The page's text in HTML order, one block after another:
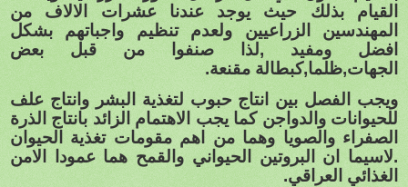
القيام بذلك حيث يوجد عندنا عشرات الالاف من
المهندسين الزراعيين ولعدم تنظيم واجباتهم بشكل
افضل ومفيد ,لذا صنفوا من قبل بعض
الجهات,ظلما,كبطالة مقنعة.
ويجب الفصل بين انتاج حبوب لتغذية البشر وانتاج علف
للحيوانات والدواجن كما يجب الاهتمام الزائد بانتاج الذرة
الصفراء والصويا وهما من اهم مقومات تغذية الحيوان
.لاسيما ان البروتين الحيواني والقمح هما عمودا الامن
الغذائي العراقي.